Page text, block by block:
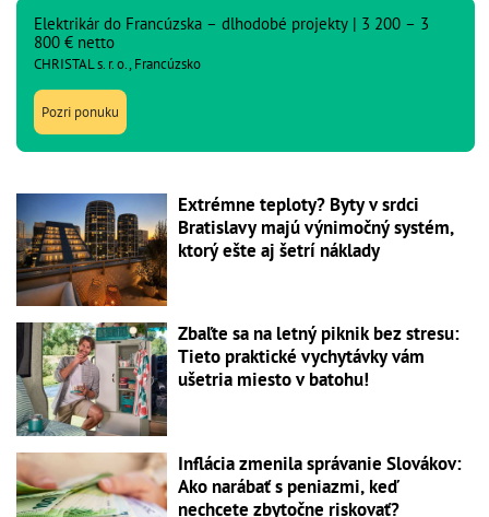
Elektrikár do Francúzska – dlhodobé projekty | 3 200 – 3
800 € netto
CHRISTAL s. r. o., Francúzsko
Pozri ponuku
Extrémne teploty? Byty v srdci
Bratislavy majú výnimočný systém,
ktorý ešte aj šetrí náklady
Zbaľte sa na letný piknik bez stresu:
Tieto praktické vychytávky vám
ušetria miesto v batohu!
Inflácia zmenila správanie Slovákov:
Ako narábať s peniazmi, keď
nechcete zbytočne riskovať?